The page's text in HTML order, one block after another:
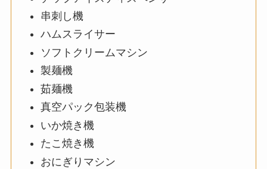
串刺し機
ハムスライサー
ソフトクリームマシン
製麺機
茹麺機
真空パック包装機
いか焼き機
たこ焼き機
おにぎりマシン